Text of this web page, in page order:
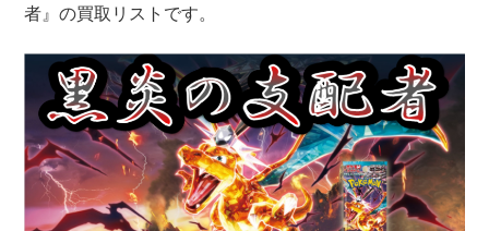
者』の買取リストです。